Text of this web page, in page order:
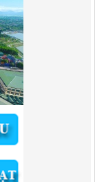
được sửa đổi,bổ
trong lĩnh vực
cấp,phân định
quyết thủ tục
tế thuộc thẩm
Cao Bằng